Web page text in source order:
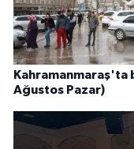
Kahramanmaraş'ta
Ağustos Pazar)